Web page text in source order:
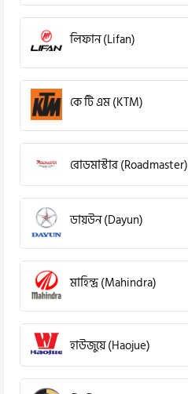
লিফান (Lifan)
কে টি এম (KTM)
রোডমাস্টার (Roadmaster)
ডায়উন (Dayun)
মাহিন্দ্র (Mahindra)
হাউজুয়ে (Haojue)